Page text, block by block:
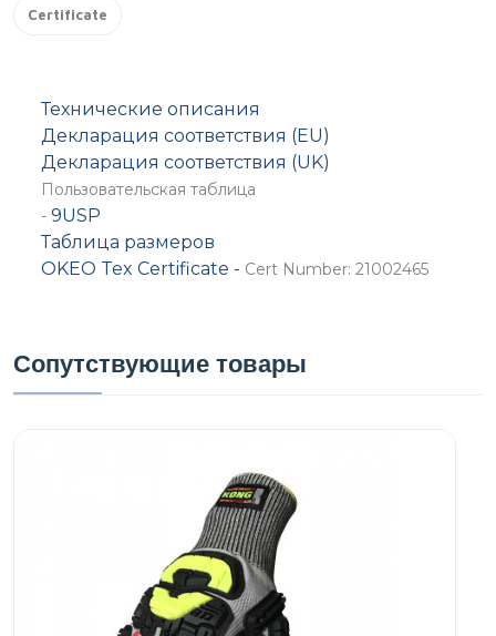
Certificate
Технические описания
Декларация соответствия (EU)
Декларация соответствия (UK)
Пользовательская таблица
- 9USP
Таблица размеров
OKEO Tex Certificate - Cert Number: 21002465
Сопутствующие товары